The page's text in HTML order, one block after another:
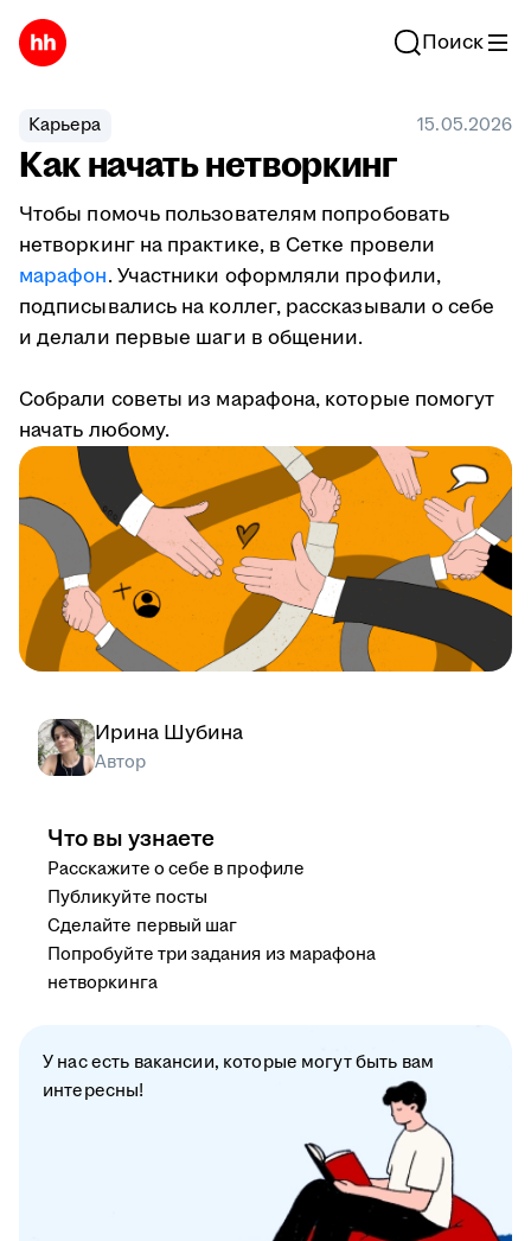
Поиск
Карьера 15.05.2026
Как начать нетворкинг
Чтобы помочь пользователям попробовать
нетворкинг на практике, в Сетке провели
марафон. Участники оформляли профили,
подписывались на коллег, рассказывали о себе
и делали первые шаги в общении.
Собрали советы из марафона, которые помогут
начать любому.
Ирина Шубина
Автор
Что вы узнаете
Расскажите о себе в профиле
Публикуйте посты
Сделайте первый шаг
Попробуйте три задания из марафона
нетворкинга
У нас есть вакансии, которые могут быть вам
интересны!